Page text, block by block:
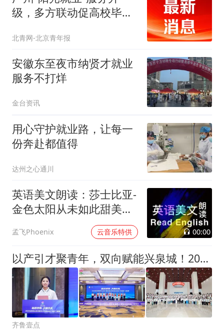
级，多方联动促高校毕业
北青网-北京青年报
安徽东至夜市纳贤才就业
服务不打烊
金台资讯
用心守护就业路，让每一
份奔赴都值得
达州之心通川
英语美文朗读：莎士比亚-
金色太阳从未如此甜美吻
孟飞Phoenix 云音乐特供 00:00
以产引才聚青年，双向赋能兴泉城！2026年名校师生山东行收官
齐鲁壹点